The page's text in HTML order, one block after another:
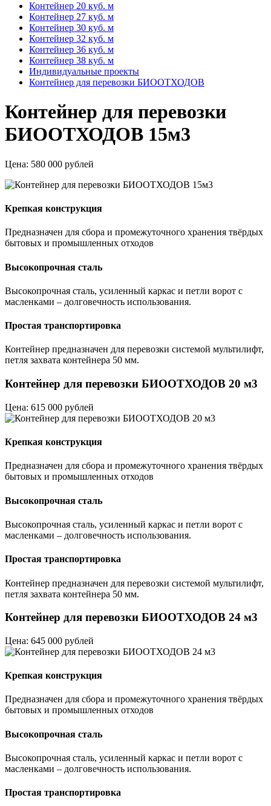
Контейнер 20 куб. м
Контейнер 27 куб. м
Контейнер 30 куб. м
Контейнер 32 куб. м
Контейнер 36 куб. м
Контейнер 38 куб. м
Индивидуальные проекты
Контейнер для перевозки БИООТХОДОВ
Контейнер для перевозки
БИООТХОДОВ 15м3
Цена: 580 000 рублей
Крепкая конструкция
Предназначен для сбора и промежуточного хранения твёрдых
бытовых и промышленных отходов
Высокопрочная сталь
Высокопрочная сталь, усиленный каркас и петли ворот с
масленками – долговечность использования.
Простая транспортировка
Контейнер предназначен для перевозки системой мультилифт,
петля захвата контейнера 50 мм.
Контейнер для перевозки БИООТХОДОВ 20 м3
Цена: 615 000 рублей
Крепкая конструкция
Предназначен для сбора и промежуточного хранения твёрдых
бытовых и промышленных отходов
Высокопрочная сталь
Высокопрочная сталь, усиленный каркас и петли ворот с
масленками – долговечность использования.
Простая транспортировка
Контейнер предназначен для перевозки системой мультилифт,
петля захвата контейнера 50 мм.
Контейнер для перевозки БИООТХОДОВ 24 м3
Цена: 645 000 рублей
Крепкая конструкция
Предназначен для сбора и промежуточного хранения твёрдых
бытовых и промышленных отходов
Высокопрочная сталь
Высокопрочная сталь, усиленный каркас и петли ворот с
масленками – долговечность использования.
Простая транспортировка